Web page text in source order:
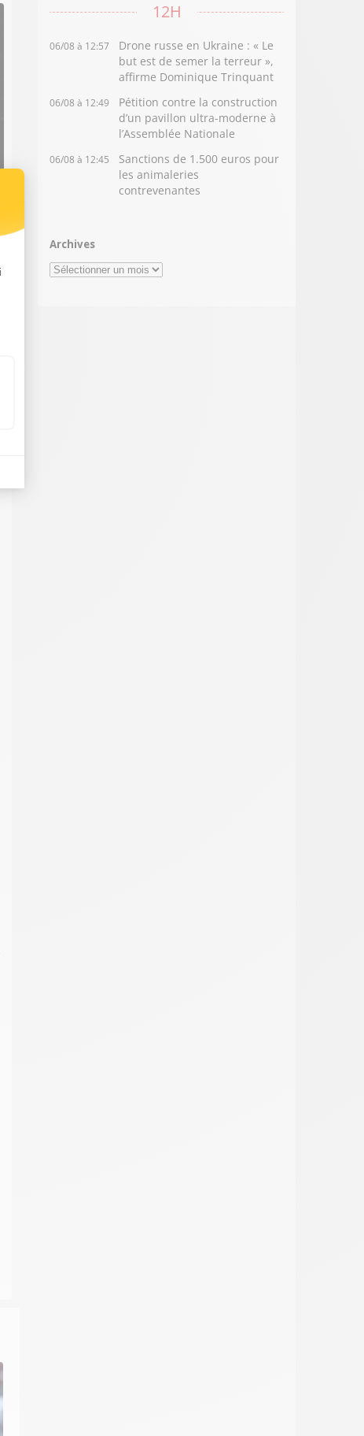
12H
06/08 à 12:57
Drone russe en Ukraine : « Le
but est de semer la terreur »,
affirme Dominique Trinquant
06/08 à 12:49
Pétition contre la construction
d’un pavillon ultra-moderne à
l’Assemblée Nationale
06/08 à 12:45
Sanctions de 1.500 euros pour
les animaleries
contrevenantes
Archives
Archives